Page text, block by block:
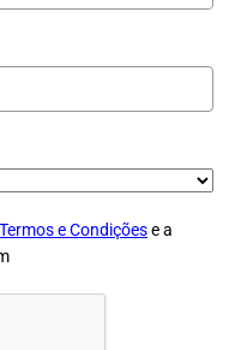
Termos e Condiçõese a